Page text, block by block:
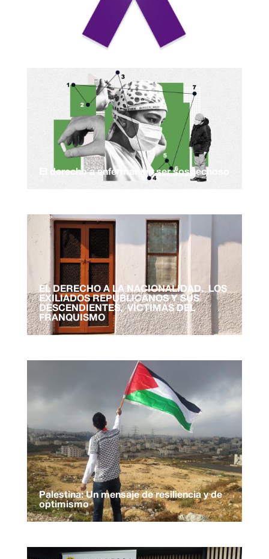
El derecho a enfermar sin ser sospechoso
EL DERECHO A LA NACIONALIDAD. LOS
EXILIADOS REPUBLICANOS Y SUS
DESCENDIENTES, VÍCTIMAS DEL
FRANQUISMO
Palestina: Un mensaje de resiliencia y de
optimismo